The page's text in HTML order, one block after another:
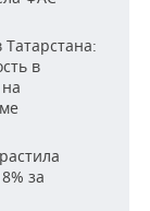
в
за